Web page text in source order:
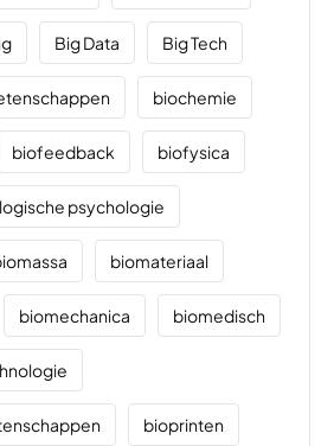
Big Data Big Tech
biochemie
biofeedback biofysica
psychologie
biomateriaal
biomechanica biomedisch
bioprinten